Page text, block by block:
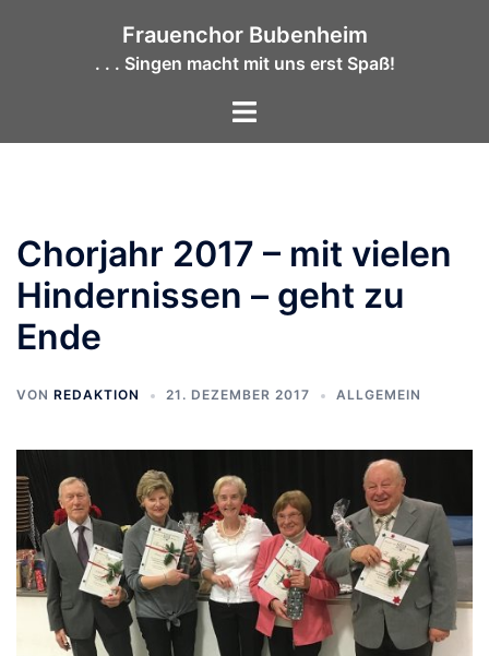
Frauenchor Bubenheim
. . . Singen macht mit uns erst Spaß!
Menü
Chorjahr 2017 – mit vielen
Hindernissen – geht zu
Ende
VON REDAKTION 21. DEZEMBER 2017 ALLGEMEIN